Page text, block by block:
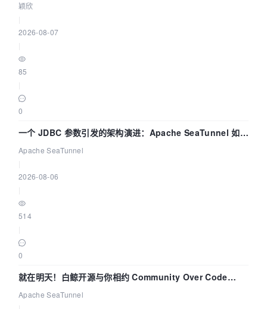
颖欣
2026-08-07
85
0
一个 JDBC 参数引发的架构演进：Apache SeaTunnel 如何
解决数据同步中的“定时 Flush”难题
Apache SeaTunnel
2026-08-06
514
0
就在明天！白鲸开源与你相约 Community Over Code
Asia 2026 主题演讲！
Apache SeaTunnel